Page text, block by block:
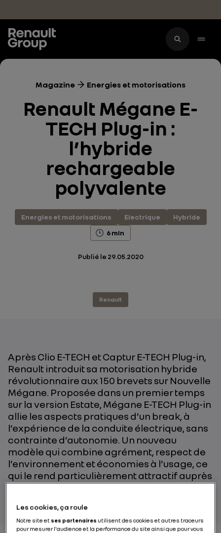
Magazine Energies et motorisations
Renault Mégane E-
TECH Plug-in :
l’hybride
rechargeable
polyvalente
Energies et motorisations Electrique
Hybride
6 min
Publié le 29.05.2020
Renault
Après Clio E-TECH et Captur E-TECH Plug-in,
Renault introduit sa motorisation hybride
révolutionnaire aux 150 brevets sur Nouvelle
Mégane. Proposée dans un premier temps
sur la version Estate, Mégane E-TECH Plug-in
allie les aspects pratiques d’un break, à
l’expérience de la conduite électrique, sans
contrainte d’autonomie. Un nouveau
modèle qui combine agrément, respect de
l’environnement et économies à l’usage, ce
qui le rend particulièrement attractif auprès
des particuliers et des professionnels.
Les cookies, ça roule
Notre site et ses partenaires utilisent des cookies et autres traceurs
pour mesurer l'audience et la performance du site ainsi que pour vous